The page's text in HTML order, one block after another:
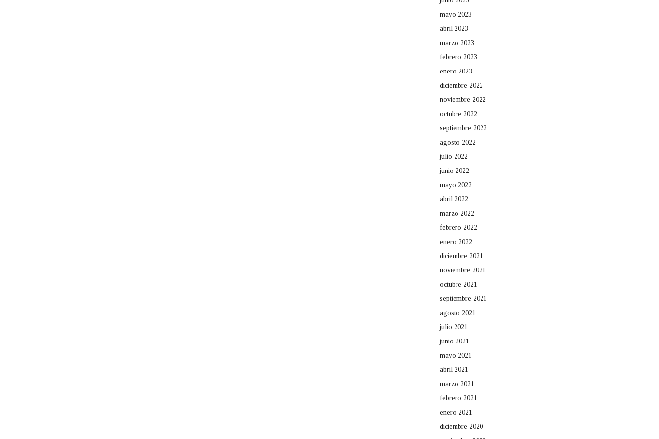
mayo 2023
abril 2023
marzo 2023
febrero 2023
enero 2023
diciembre 2022
noviembre 2022
octubre 2022
septiembre 2022
agosto 2022
julio 2022
junio 2022
mayo 2022
abril 2022
marzo 2022
febrero 2022
enero 2022
diciembre 2021
noviembre 2021
octubre 2021
septiembre 2021
agosto 2021
julio 2021
junio 2021
mayo 2021
abril 2021
marzo 2021
febrero 2021
enero 2021
diciembre 2020